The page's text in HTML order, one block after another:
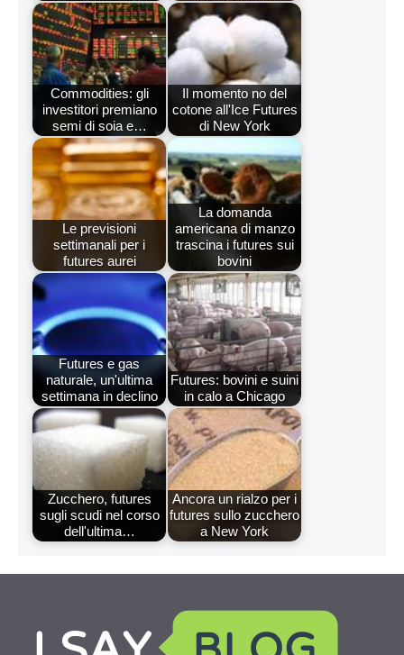
Commodities: gli
investitori premiano
semi di soia e…
Il momento no del
cotone all'Ice Futures
di New York
Le previsioni
settimanali per i
futures aurei
La domanda
americana di manzo
trascina i futures sui
bovini
Futures e gas
naturale, un'ultima
settimana in declino
Futures: bovini e suini
in calo a Chicago
Zucchero, futures
sugli scudi nel corso
dell'ultima…
Ancora un rialzo per i
futures sullo zucchero
a New York